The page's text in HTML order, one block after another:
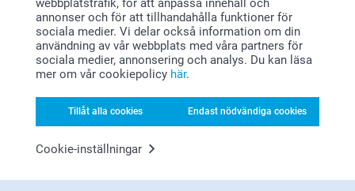
annonser och för att tillhandahålla funktioner för
sociala medier. Vi delar också information om din
användning av vår webbplats med våra partners för
sociala medier, annonsering och analys. Du kan läsa
mer om vår cookiepolicy här.
Tillåt alla cookies Endast nödvändiga cookies
Cookie-inställningar
Varma hälsningar
Johanna, Smartphoto
Visa reaktioner
2022-05-19
07:50
Hej
Stort tack för dina 5 stjärnor och omdöme av våra
såpbubblor.
Tack för att du valt att beställa hos oss.
Miia, Smartphoto
Relaterade produkter
Ny variant
Tvål med klistermärke - 6 st
299,00
Pennset
4 varianter
Från 139,00